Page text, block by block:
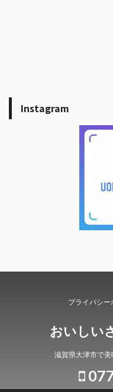
Instagram
プライバシー
おいしい
滋賀県大津市で美